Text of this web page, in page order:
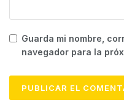
Guarda mi nombre,
navegador para la